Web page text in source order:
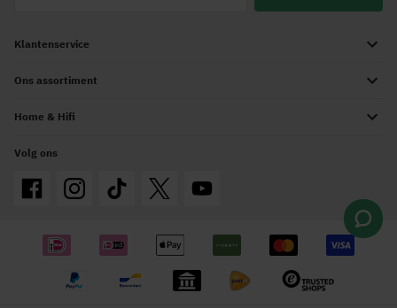
Klantenservice
Ons assortiment
Home & Hifi
Volg ons